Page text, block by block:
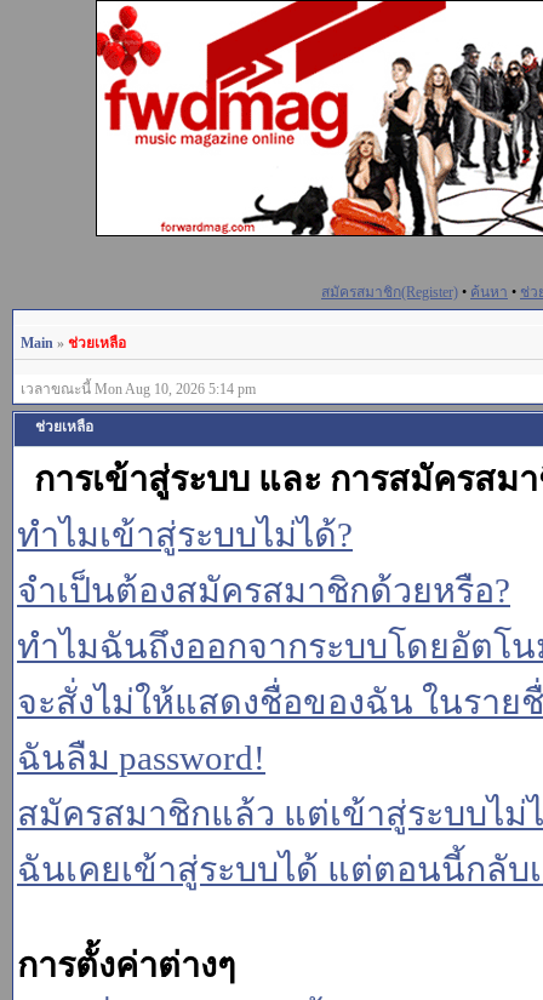
สมัครสมาชิก(Register) • ค้นหา • ช่ว
Main » ช่วยเหลือ
เวลาขณะนี้ Mon Aug 10, 2026 5:14 pm
ช่วยเหลือ
การเข้าสู่ระบบ และ การสมัครสม
ทำไมเข้าสู่ระบบไม่ได้?
จำเป็นต้องสมัครสมาชิกด้วยหรือ?
ทำไมฉันถึงออกจากระบบโดยอัตโ
จะสั่งไม่ให้แสดงชื่อของฉัน ในราย
ฉันลืม password!
สมัครสมาชิกแล้ว แต่เข้าสู่ระบบไม่
ฉันเคยเข้าสู่ระบบได้ แต่ตอนนี้กลับ
การตั้งค่าต่างๆ